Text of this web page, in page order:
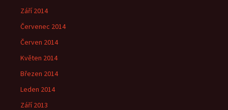
Září 2014
Červenec 2014
Červen 2014
Květen 2014
Březen 2014
Leden 2014
Září 2013